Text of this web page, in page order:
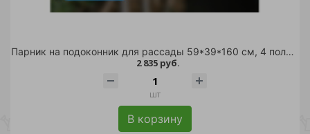
Парник на подоконник для рассады 59*39*160 см, 4 полки с чехлом, белый /
2 835 руб.
шт
В корзину